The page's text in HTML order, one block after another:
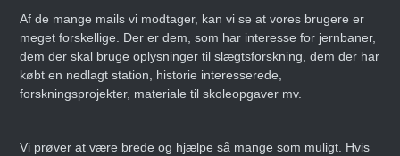
Af de mange mails vi modtager, kan vi se at vores brugere er
meget forskellige. Der er dem, som har interesse for jernbaner,
dem der skal bruge oplysninger til slægtsforskning, dem der har
købt en nedlagt station, historie interesserede,
forskningsprojekter, materiale til skoleopgaver mv.
Vi prøver at være brede og hjælpe så mange som muligt. Hvis